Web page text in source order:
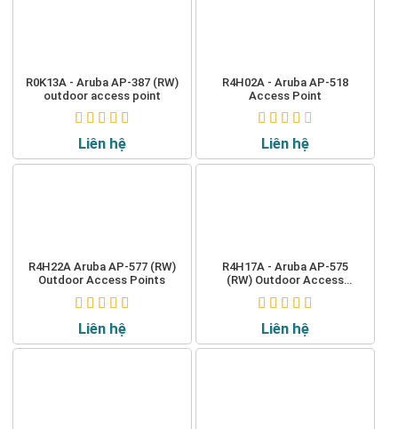
R0K13A - Aruba AP-387 (RW)
outdoor access point
Liên hệ
R4H02A - Aruba AP-518
Access Point
Liên hệ
R4H22A Aruba AP-577 (RW)
Outdoor Access Points
Liên hệ
R4H17A - Aruba AP-575
(RW) Outdoor Access
Liên hệ